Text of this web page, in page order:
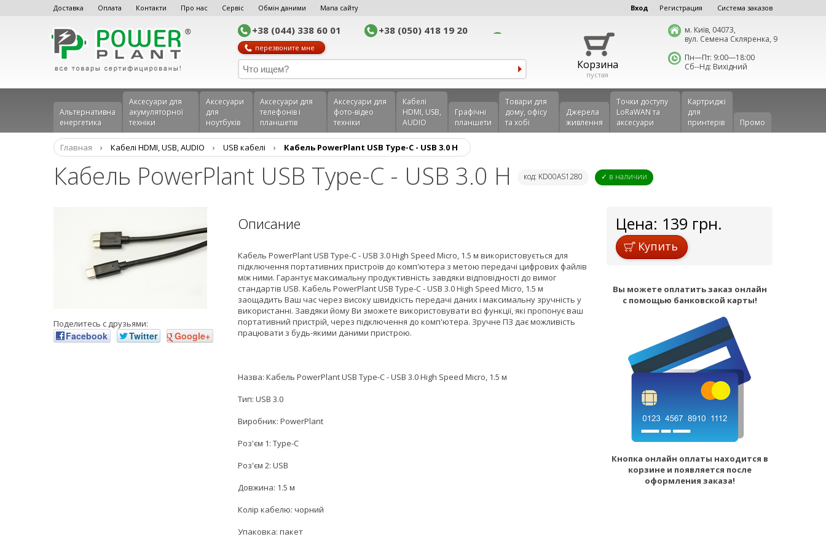
Доставка Оплата Контакти Про нас Сервіс Обмін даними Мапа сайту Вход Регистрация Система заказов
+38 (044) 338 60 01 +38 (050) 418 19 20
перезвоните мне
Корзина
пустая
м. Київ, 04073,
вул. Семена Скляренка, 9
Пн—Пт: 9:00—18:00
Сб--Нд: Вихідний
Альтернативна
енергетика
Аксесуари для
акумуляторної
техніки
Аксесуари
для
ноутбуків
Аксеcуари для
телефонів і
планшетів
Аксесуари для
фото-відео
техніки
Кабелі
HDMI, USB,
AUDIO
Графічні
планшети
Товари для
дому, офісу
та хобі
Джерела
живлення
Точки доступу
LoRaWAN та
аксесуари
Картриджі
для
принтерів
Промо
Главная › Кабелі HDMI, USB, AUDIO › USB кабелі › Кабель PowerPlant USB Type-C - USB 3.0 H
Кабель PowerPlant USB Type-C - USB 3.0 H код: KD00AS1280 ✓ в наличии
Поделитесь с друзьями:
Facebook Twitter Google+
Описание
Кабель PowerPlant USB Type-C - USB 3.0 High Speed Micro, 1.5 м використовується для
підключення портативних пристроїв до комп'ютера з метою передачі цифрових файлів
між ними. Гарантує максимальну продуктивність завдяки відповідності до вимог
стандартів USB. Кабель PowerPlant USB Type-C - USB 3.0 High Speed Micro, 1.5 м
заощадить Ваш час через високу швидкість передачі даних і максимальну зручність у
використанні. Завдяки йому Ви зможете використовувати всі функції, які пропонує ваш
портативний пристрій, через підключення до комп'ютера. Зручне ПЗ дає можливість
працювати з будь-якими даними пристрою.
Назва: Кабель PowerPlant USB Type-C - USB 3.0 High Speed Micro, 1.5 м
Тип: USB 3.0
Виробник: PowerPlant
Роз'єм 1: Type-C
Роз'єм 2: USB
Довжина: 1.5 м
Колір кабелю: чорний
Упаковка: пакет
Цена: 139 грн.
Купить
Вы можете оплатить заказ онлайн
с помощью банковской карты!
Кнопка онлайн оплаты находится в
корзине и появляется после
оформления заказа!